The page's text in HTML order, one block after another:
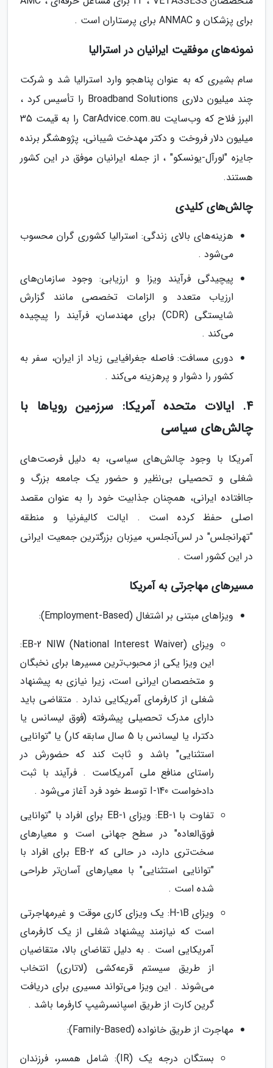
برای پزشکان و ANMAC برای پرستاران است .
نمونه‌های موفقیت ایرانیان در استرالیا
سام بشیری که به عنوان پناهجو وارد استرالیا شد و شرکت
چند میلیون دلاری Broadband Solutions را تأسیس کرد ،
البرز فلاح که وب‌سایت CarAdvice.com.au را به قیمت 35
میلیون دلار فروخت و دکتر مهدخت شیبانی، پژوهشگر برنده
جایزه "لورآل-یونسکو" ، از جمله ایرانیان موفق در این کشور
هستند.
چالش‌های کلیدی
هزینه‌های بالای زندگی: استرالیا کشوری گران محسوب
می‌شود .
پیچیدگی فرآیند ویزا و ارزیابی: وجود سازمان‌های
ارزیاب متعدد و الزامات تخصصی مانند گزارش
شایستگی (CDR) برای مهندسان، فرآیند را پیچیده
می‌کند .
دوری مسافت: فاصله جغرافیایی زیاد از ایران، سفر به
کشور را دشوار و پرهزینه می‌کند .
4. ایالات متحده آمریکا: سرزمین رویاها با
چالش‌های سیاسی
آمریکا با وجود چالش‌های سیاسی، به دلیل فرصت‌های
شغلی و تحصیلی بی‌نظیر و حضور یک جامعه بزرگ و
جاافتاده ایرانی، همچنان جذابیت خود را به عنوان مقصد
اصلی حفظ کرده است . ایالت کالیفرنیا و منطقه
"تهرانجلس" در لس‌آنجلس، میزبان بزرگترین جمعیت ایرانی
در این کشور است .
مسیرهای مهاجرتی به آمریکا
ویزاهای مبتنی بر اشتغال (Employment-Based):
ویزای EB-2 NIW (National Interest Waiver):
این ویزا یکی از محبوب‌ترین مسیرها برای نخبگان
و متخصصان ایرانی است، زیرا نیازی به پیشنهاد
شغلی از کارفرمای آمریکایی ندارد . متقاضی باید
دارای مدرک تحصیلی پیشرفته (فوق لیسانس یا
دکترا، یا لیسانس با 5 سال سابقه کار) یا "توانایی
استثنایی" باشد و ثابت کند که حضورش در
راستای منافع ملی آمریکاست . فرآیند با ثبت
دادخواست I-140 توسط خود فرد آغاز می‌شود .
تفاوت با EB-1: ویزای EB-1 برای افراد با "توانایی
فوق‌العاده" در سطح جهانی است و معیارهای
سخت‌تری دارد، در حالی که EB-2 برای افراد با
"توانایی استثنایی" با معیارهای آسان‌تر طراحی
شده است .
ویزای H-1B: یک ویزای کاری موقت و غیرمهاجرتی
است که نیازمند پیشنهاد شغلی از یک کارفرمای
آمریکایی است . به دلیل تقاضای بالا، متقاضیان
از طریق سیستم قرعه‌کشی (لاتاری) انتخاب
می‌شوند . این ویزا می‌تواند مسیری برای دریافت
گرین کارت از طریق اسپانسرشیپ کارفرما باشد .
مهاجرت از طریق خانواده (Family-Based):
بستگان درجه یک (IR): شامل همسر، فرزندان